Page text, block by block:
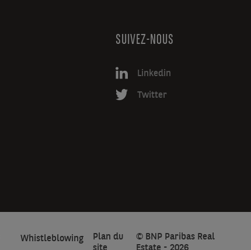
SUIVEZ-NOUS
Linkedin
Twitter
Whistleblowing
Plan du
site
© BNP Paribas Real
Estate - 2026